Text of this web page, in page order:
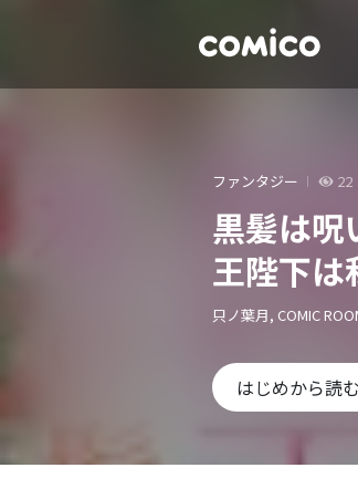
ファンタジー 22
黒髪は呪
王陛下は
只ノ葉月, COMIC
はじめから読む